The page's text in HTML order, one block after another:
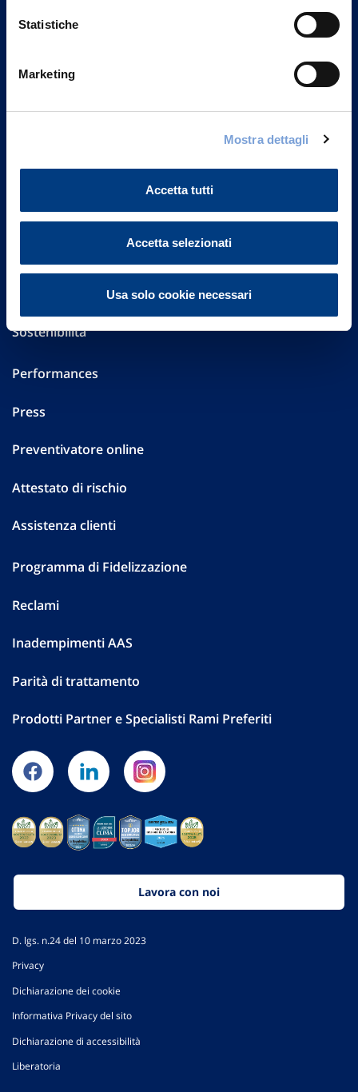
Statistiche
Marketing
Mostra dettagli
Accetta tutti
Accetta selezionati
Usa solo cookie necessari
Vittoria Assicurazioni S.p.A.
Governance
Altre informazioni
Sostenibilità
Performances
Press
Preventivatore online
Attestato di rischio
Assistenza clienti
Programma di Fidelizzazione
Reclami
Inadempimenti AAS
Parità di trattamento
Prodotti Partner e Specialisti Rami Preferiti
Lavora con noi
D. lgs. n.24 del 10 marzo 2023
Privacy
Dichiarazione dei cookie
Informativa Privacy del sito
Dichiarazione di accessibilità
Liberatoria